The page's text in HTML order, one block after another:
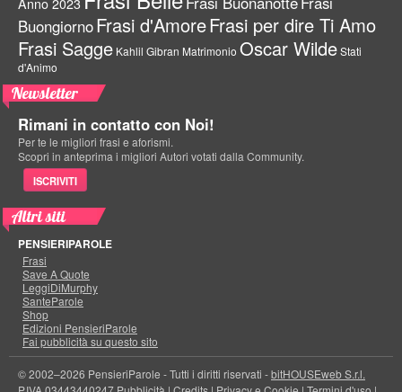
BuongiornoFrasi d'AmoreFrasi per dire Ti Amo
Frasi Sagge Kahlil Gibran Matrimonio Oscar WildeStati
d'Animo
Newsletter
Rimani in contatto con Noi!
Per te le migliori frasi e aforismi.
Scopri in anteprima i migliori Autori votati dalla Community.
ISCRIVITI
Altri siti
PENSIERIPAROLE
Frasi
Save A Quote
LeggiDiMurphy
SanteParole
Shop
Edizioni PensieriParole
Fai pubblicità su questo sito
© 2002–2026 PensieriParole - Tutti i diritti riservati -bitHOUSEweb S.r.l.